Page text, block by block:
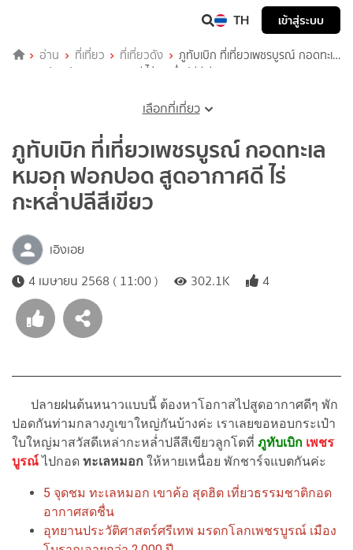
TH เข้าสู่ระบบ
อ่าน ที่เที่ยว ที่เที่ยวดัง
ภูทับเบิก ที่เที่ยวเพชรบูรณ์ กอดทะเล
หมอก ฟอกปอด สูดอากาศดี ไร่กะหล่ำปลีสีเขียว
เลือกที่เที่ยว
ภูทับเบิก ที่เที่ยวเพชรบูรณ์ กอดทะเล
หมอก ฟอกปอด สูดอากาศดี ไร่
กะหล่ำปลีสีเขียว
เอิงเอย
4 เมษายน 2568 ( 11:00 )
302.1K 4
ปลายฝนต้นหนาวแบบนี้ ต้องหาโอกาสไปสูดอากาศดีๆ พัก
ปอดกันท่ามกลางภูเขาใหญ่กันบ้างค่ะ เราเลยขอหอบกระเป๋า
ใบใหญ่มาสวัสดีเหล่ากะหล่ำปลีสีเขียวลูกโตที่ ภูทับเบิก เพชร
บูรณ์ ไปกอด ทะเลหมอก ให้หายเหนื่อย พักชาร์จแบตกันค่ะ
5 จุดชม ทะเลหมอก เขาค้อ สุดฮิต เที่ยวธรรมชาติกอด
อากาศสดชื่น
อุทยานประวัติศาสตร์ศรีเทพ มรดกโลกเพชรบูรณ์ เมือง